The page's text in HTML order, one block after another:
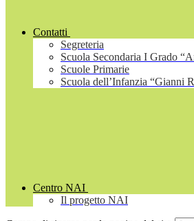
Contatti
Segreteria
Scuola Secondaria I Grado
Scuole Primarie
Scuola dell’Infanzia “Gianni
Centro NAI
Il progetto NAI